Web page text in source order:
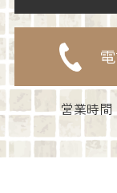
営業時間